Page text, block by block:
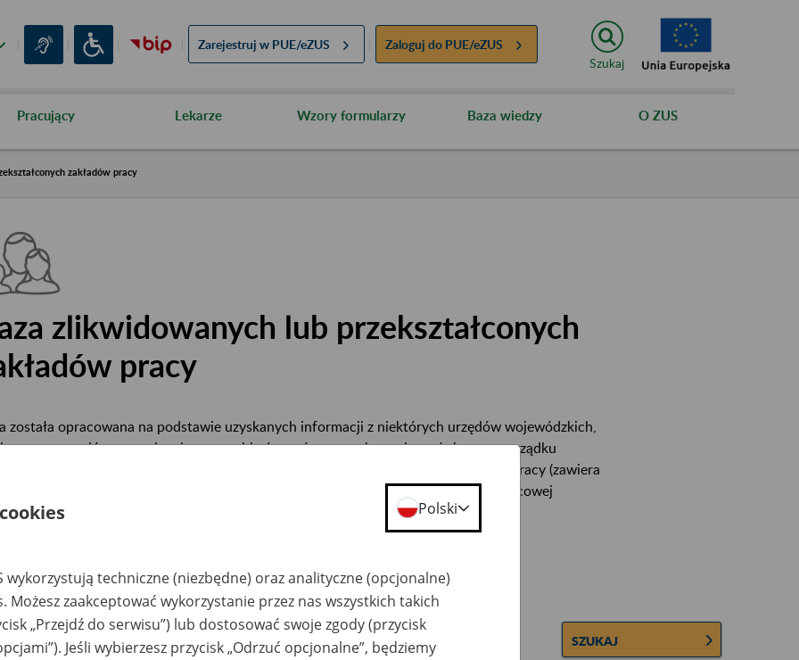
Zarejestruj w PUE/eZUS Zaloguj do PUE/eZUS
Szukaj
Pracujący Lekarze Wzory formularzy Baza wiedzy O ZUS
zakładów pracy
zlikwidowanych lub przekształconych
pracy
została opracowana na podstawie uzyskanych informacji z niektórych urzędów wojewódzkich,
urzędów centralnych oraz archiwów państwowych, zawiera ułożone w porządku
informacje na temat zlikwidowanych bądź przekształconych zakładów pracy (zawiera
informacje o miejscu przechowywania dokumentacji osobowej lub osobowej i płacowej
tych zakładów).
można przesyłać poprzez formularz umieszczony poniżej.
zakładu pracy: SZUKAJ
Polski
wykorzystują techniczne (niezbędne) oraz analityczne (opcjonalne)
Możesz zaakceptować wykorzystanie przez nas wszystkich takich
„Przejdź do serwisu”) lub dostosować swoje zgody (przycisk
Jeśli wybierzesz przycisk „Odrzuć opcjonalne”, będziemy